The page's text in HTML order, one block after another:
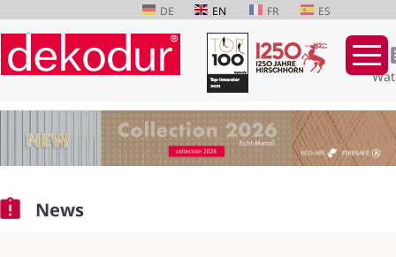
DE EN FR ES
Skip
News